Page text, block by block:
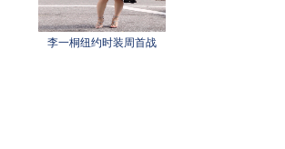
李一桐纽约时装周首战